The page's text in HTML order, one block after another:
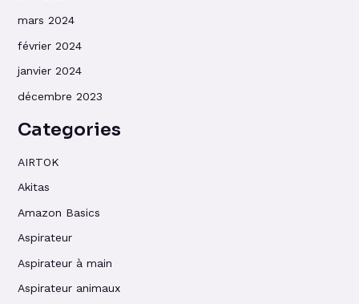
mars 2024
février 2024
janvier 2024
décembre 2023
Categories
AIRTOK
Akitas
Amazon Basics
Aspirateur
Aspirateur à main
Aspirateur animaux